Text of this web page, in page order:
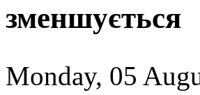
зменшується
Monday, 05